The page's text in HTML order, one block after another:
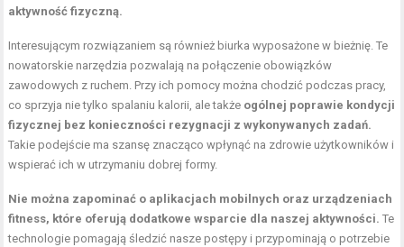
aktywność fizyczną.
Interesującym rozwiązaniem są również biurka wyposażone w bieżnię. Te
nowatorskie narzędzia pozwalają na połączenie obowiązków
zawodowych z ruchem. Przy ich pomocy można chodzić podczas pracy,
co sprzyja nie tylko spalaniu kalorii, ale także ogólnej poprawie kondycji
fizycznej bez konieczności rezygnacji z wykonywanych zadań.
Takie podejście ma szansę znacząco wpłynąć na zdrowie użytkowników i
wspierać ich w utrzymaniu dobrej formy.
Nie można zapominać o aplikacjach mobilnych oraz urządzeniach
fitness, które oferują dodatkowe wsparcie dla naszej aktywności. Te
technologie pomagają śledzić nasze postępy i przypominają o potrzebie